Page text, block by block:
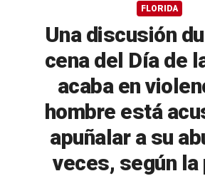
FLORIDA
Una discusión
cena del Día de
acaba en
hombre está
apuñalar a su
veces, según